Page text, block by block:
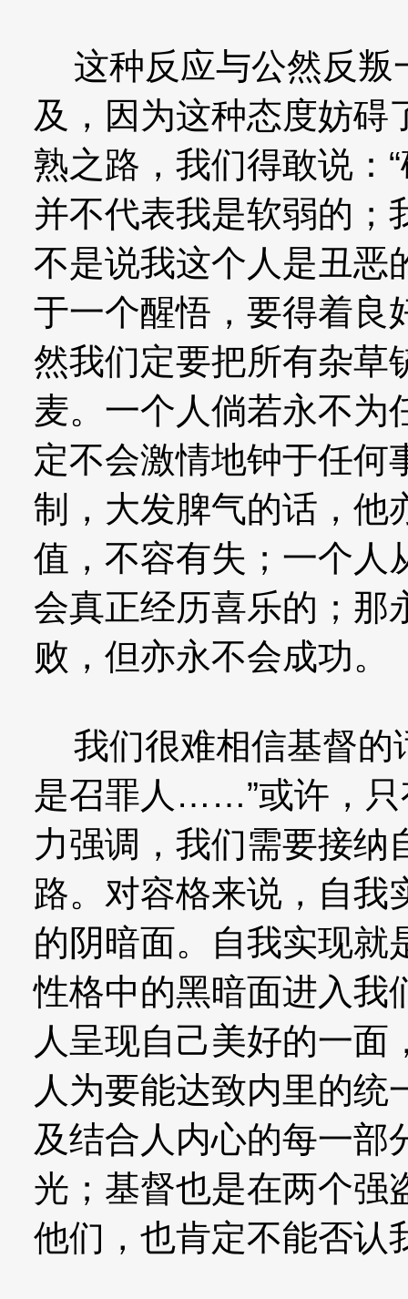
这种反应与公然反叛
及，因为这种态度妨碍
熟之路，我们得敢说：
并不代表我是软弱的；
不是说我这个人是丑恶
于一个醒悟，要得着良
然我们定要把所有杂草
麦。一个人倘若永不为
定不会激情地钟于任何
制，大发脾气的话，他
值，不容有失；一个人
会真正经历喜乐的；那
败，但亦永不会成功。
我们很难相信基督的
是召罪人……”或许，只
力强调，我们需要接纳
路。对容格来说，自我
的阴暗面。自我实现就
性格中的黑暗面进入我
人呈现自己美好的一
人为要能达致内里的
及结合人内心的每一部
光；基督也是在两个强
他们，也肯定不能否认